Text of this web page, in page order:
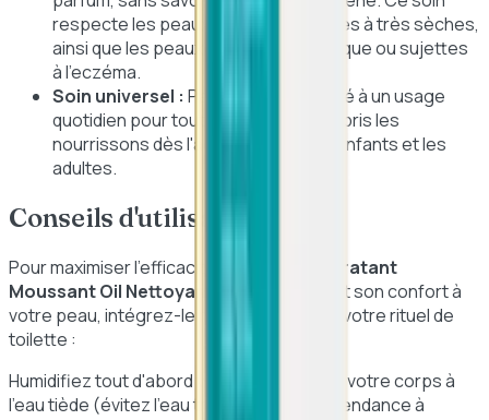
respecte les peaux sensibles, sèches à très sèches,
ainsi que les peaux à tendance atopique ou sujettes
à l'eczéma.
Soin universel : Parfaitement adapté à un usage
quotidien pour toute la famille, y compris les
nourrissons dès l'âge de 1 mois, les enfants et les
adultes.
Conseils d'utilisation
Pour maximiser l'efficacité du
CeraVe Hydratant
Moussant Oil Nettoyant
et redonner tout son confort à
votre peau, intégrez-le matin et soir dans votre rituel de
toilette :
Humidifiez tout d'abord votre visage et/ou votre corps à
l'eau tiède (évitez l'eau trop chaude qui a tendance à